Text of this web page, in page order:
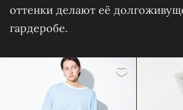
оттенки делают её
гардеробе.